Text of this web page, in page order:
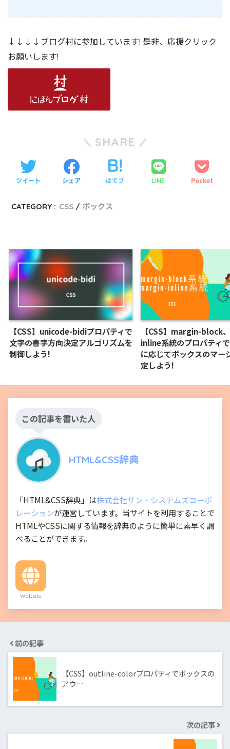
↓↓↓↓ブログ村に参加しています! 是非、応援クリック
お願いします!
SHARE
ツイート シェア はてブ LINE Pocket
CATEGORY : CSS ボックス
【CSS】unicode-bidiプロパティで
文字の書字方向決定アルゴリズムを
制御しよう!
【CSS】margin-block
inline系統のプロパティ
に応じてボックスのマー
定しよう!
この記事を書いた人
HTML&CSS辞典
「HTML&CSS辞典」は株式会社サン・システムズコーポ
レーションが運営しています。当サイトを利用することで
HTMLやCSSに関する情報を辞典のように簡単に素早く調
べることができます。
Website
前の記事
【CSS】outline-colorプロパティでボックスの
アウ…
次の記事